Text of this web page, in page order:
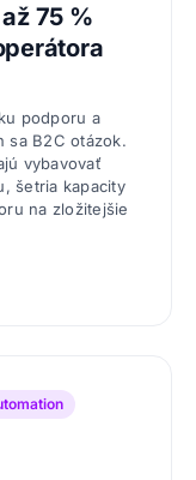
75 %
podporu a
sa B2C otázok.
vybavovať
šetria kapacity
na zložitejšie